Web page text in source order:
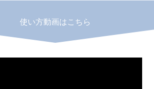
使い方動画はこちら